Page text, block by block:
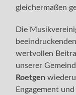
gleichermaßen
Die
wertvollen
unserer
Roetgen
Engagement